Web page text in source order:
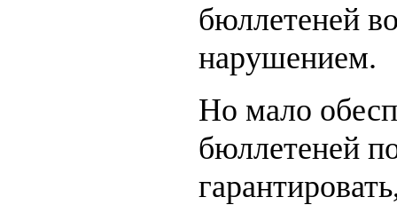
бюллетеней
нарушением.
Но мало
бюллетеней